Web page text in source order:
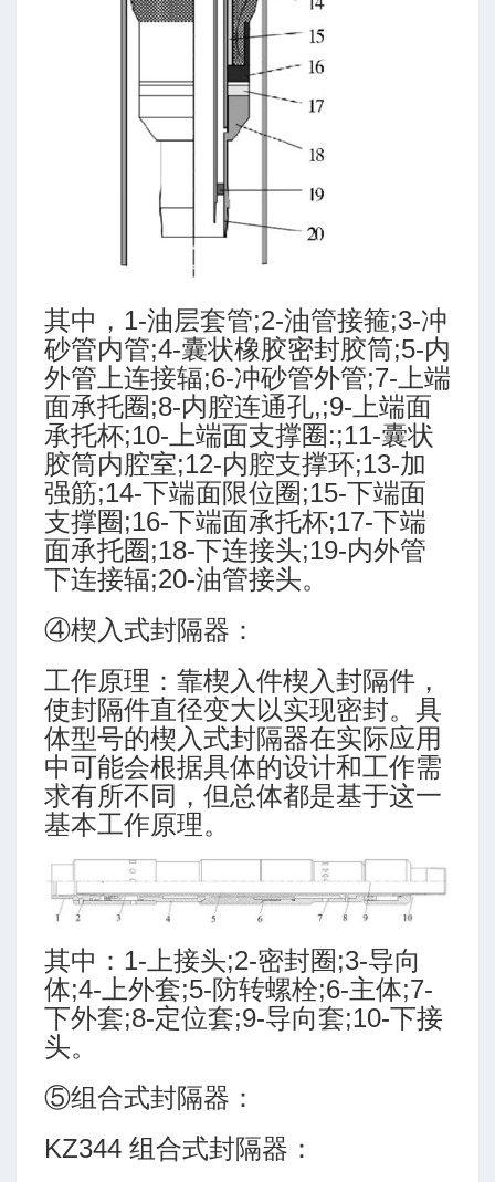
其中，1-油层套管;2-油管接箍;3-冲
砂管内管;4-囊状橡胶密封胶筒;5-内
外管上连接辐;6-冲砂管外管;7-上端
面承托圈;8-内腔连通孔,;9-上端面
承托杯;10-上端面支撑圈:;11-囊状
胶筒内腔室;12-内腔支撑环;13-加
强筋;14-下端面限位圈;15-下端面
支撑圈;16-下端面承托杯;17-下端
面承托圈;18-下连接头;19-内外管
下连接辐;20-油管接头。
④楔入式封隔器：
工作原理：靠楔入件楔入封隔件，
使封隔件直径变大以实现密封。具
体型号的楔入式封隔器在实际应用
中可能会根据具体的设计和工作需
求有所不同，但总体都是基于这一
基本工作原理。
其中：1-上接头;2-密封圈;3-导向
体;4-上外套;5-防转螺栓;6-主体;7-
下外套;8-定位套;9-导向套;10-下接
头。
⑤组合式封隔器：
KZ344 组合式封隔器：